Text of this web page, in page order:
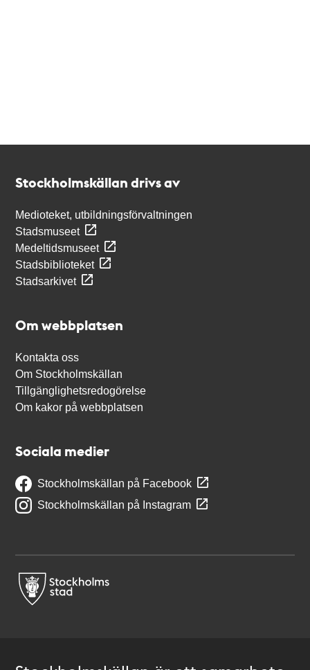
Stockholmskällan drivs av
Medioteket, utbildningsförvaltningen
Stadsmuseet
Medeltidsmuseet
Stadsbiblioteket
Stadsarkivet
Om webbplatsen
Kontakta oss
Om Stockholmskällan
Tillgänglighetsredogörelse
Om kakor på webbplatsen
Sociala medier
Stockholmskällan på Facebook
Stockholmskällan på Instagram